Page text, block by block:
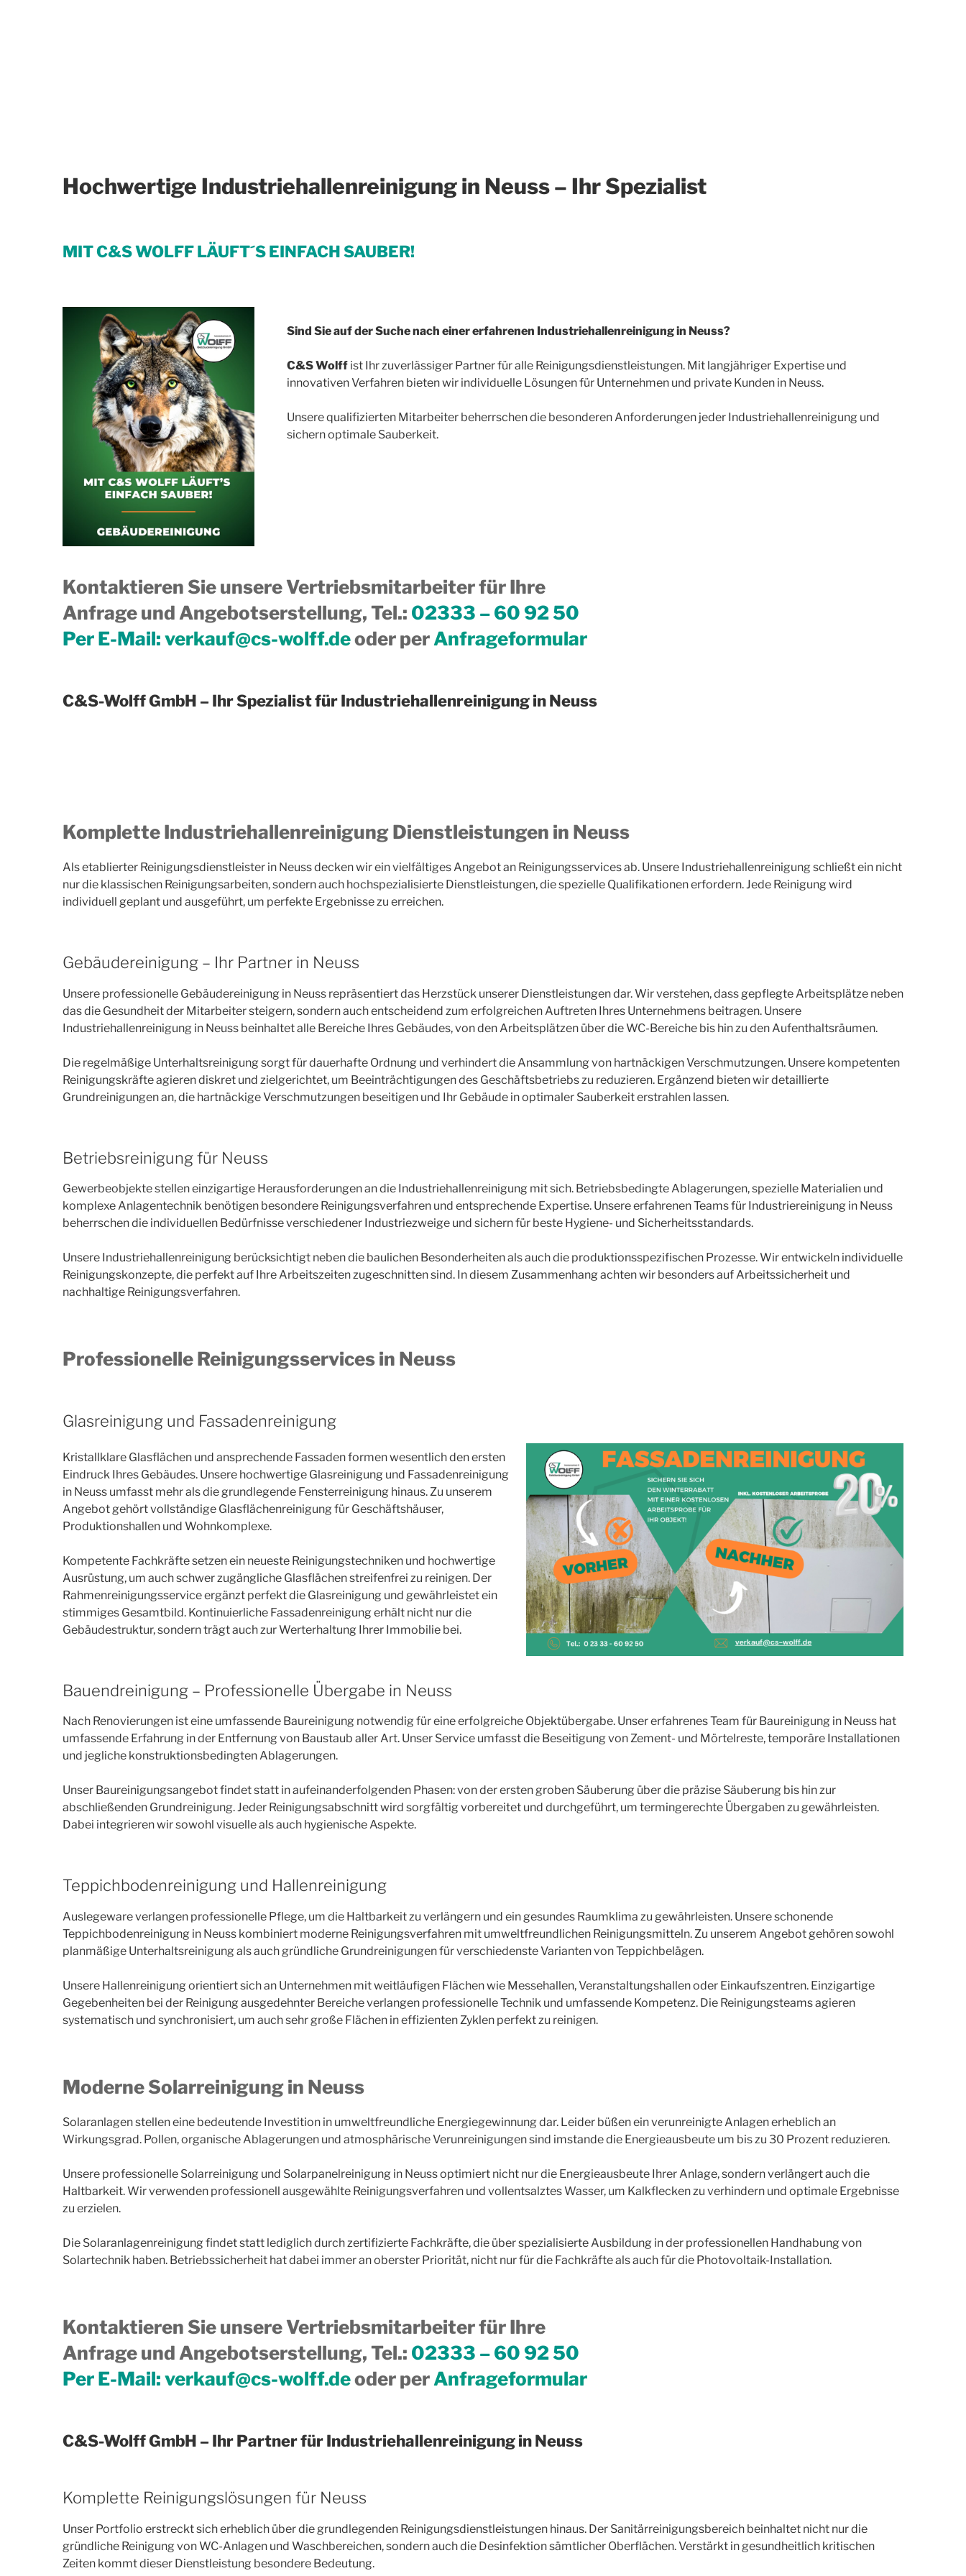
Hochwertige Industriehallenreinigung in Neuss – Ihr Spezialist
MIT C&S WOLFF LÄUFT´S EINFACH SAUBER!
Sind Sie auf der Suche nach einer erfahrenen Industriehallenreinigung in Neuss?
C&S Wolff ist Ihr zuverlässiger Partner für alle Reinigungsdienstleistungen. Mit langjähriger Expertise und
innovativen Verfahren bieten wir individuelle Lösungen für Unternehmen und private Kunden in Neuss.
Unsere qualifizierten Mitarbeiter beherrschen die besonderen Anforderungen jeder Industriehallenreinigung und
sichern optimale Sauberkeit.
Kontaktieren Sie unsere Vertriebsmitarbeiter für Ihre
Anfrage und Angebotserstellung, Tel.: 02333 – 60 92 50
Per E-Mail:verkauf@cs-wolff.deoder perAnfrageformular
C&S-Wolff GmbH – Ihr Spezialist für Industriehallenreinigung in Neuss
Komplette Industriehallenreinigung Dienstleistungen in Neuss
Als etablierter Reinigungsdienstleister in Neuss decken wir ein vielfältiges Angebot an Reinigungsservices ab. Unsere Industriehallenreinigung schließt ein nicht
nur die klassischen Reinigungsarbeiten, sondern auch hochspezialisierte Dienstleistungen, die spezielle Qualifikationen erfordern. Jede Reinigung wird
individuell geplant und ausgeführt, um perfekte Ergebnisse zu erreichen.
Gebäudereinigung – Ihr Partner in Neuss
Unsere professionelle Gebäudereinigung in Neuss repräsentiert das Herzstück unserer Dienstleistungen dar. Wir verstehen, dass gepflegte Arbeitsplätze neben
das die Gesundheit der Mitarbeiter steigern, sondern auch entscheidend zum erfolgreichen Auftreten Ihres Unternehmens beitragen. Unsere
Industriehallenreinigung in Neuss beinhaltet alle Bereiche Ihres Gebäudes, von den Arbeitsplätzen über die WC-Bereiche bis hin zu den Aufenthaltsräumen.
Die regelmäßige Unterhaltsreinigung sorgt für dauerhafte Ordnung und verhindert die Ansammlung von hartnäckigen Verschmutzungen. Unsere kompetenten
Reinigungskräfte agieren diskret und zielgerichtet, um Beeinträchtigungen des Geschäftsbetriebs zu reduzieren. Ergänzend bieten wir detaillierte
Grundreinigungen an, die hartnäckige Verschmutzungen beseitigen und Ihr Gebäude in optimaler Sauberkeit erstrahlen lassen.
Betriebsreinigung für Neuss
Gewerbeobjekte stellen einzigartige Herausforderungen an die Industriehallenreinigung mit sich. Betriebsbedingte Ablagerungen, spezielle Materialien und
komplexe Anlagentechnik benötigen besondere Reinigungsverfahren und entsprechende Expertise. Unsere erfahrenen Teams für Industriereinigung in Neuss
beherrschen die individuellen Bedürfnisse verschiedener Industriezweige und sichern für beste Hygiene- und Sicherheitsstandards.
Unsere Industriehallenreinigung berücksichtigt neben die baulichen Besonderheiten als auch die produktionsspezifischen Prozesse. Wir entwickeln individuelle
Reinigungskonzepte, die perfekt auf Ihre Arbeitszeiten zugeschnitten sind. In diesem Zusammenhang achten wir besonders auf Arbeitssicherheit und
nachhaltige Reinigungsverfahren.
Professionelle Reinigungsservices in Neuss
Glasreinigung und Fassadenreinigung
Kristallklare Glasflächen und ansprechende Fassaden formen wesentlich den ersten
Eindruck Ihres Gebäudes. Unsere hochwertige Glasreinigung und Fassadenreinigung
in Neuss umfasst mehr als die grundlegende Fensterreinigung hinaus. Zu unserem
Angebot gehört vollständige Glasflächenreinigung für Geschäftshäuser,
Produktionshallen und Wohnkomplexe.
Kompetente Fachkräfte setzen ein neueste Reinigungstechniken und hochwertige
Ausrüstung, um auch schwer zugängliche Glasflächen streifenfrei zu reinigen. Der
Rahmenreinigungsservice ergänzt perfekt die Glasreinigung und gewährleistet ein
stimmiges Gesamtbild. Kontinuierliche Fassadenreinigung erhält nicht nur die
Gebäudestruktur, sondern trägt auch zur Werterhaltung Ihrer Immobilie bei.
Bauendreinigung – Professionelle Übergabe in Neuss
Nach Renovierungen ist eine umfassende Baureinigung notwendig für eine erfolgreiche Objektübergabe. Unser erfahrenes Team für Baureinigung in Neuss hat
umfassende Erfahrung in der Entfernung von Baustaub aller Art. Unser Service umfasst die Beseitigung von Zement- und Mörtelreste, temporäre Installationen
und jegliche konstruktionsbedingten Ablagerungen.
Unser Baureinigungsangebot findet statt in aufeinanderfolgenden Phasen: von der ersten groben Säuberung über die präzise Säuberung bis hin zur
abschließenden Grundreinigung. Jeder Reinigungsabschnitt wird sorgfältig vorbereitet und durchgeführt, um termingerechte Übergaben zu gewährleisten.
Dabei integrieren wir sowohl visuelle als auch hygienische Aspekte.
Teppichbodenreinigung und Hallenreinigung
Auslegeware verlangen professionelle Pflege, um die Haltbarkeit zu verlängern und ein gesundes Raumklima zu gewährleisten. Unsere schonende
Teppichbodenreinigung in Neuss kombiniert moderne Reinigungsverfahren mit umweltfreundlichen Reinigungsmitteln. Zu unserem Angebot gehören sowohl
planmäßige Unterhaltsreinigung als auch gründliche Grundreinigungen für verschiedenste Varianten von Teppichbelägen.
Unsere Hallenreinigung orientiert sich an Unternehmen mit weitläufigen Flächen wie Messehallen, Veranstaltungshallen oder Einkaufszentren. Einzigartige
Gegebenheiten bei der Reinigung ausgedehnter Bereiche verlangen professionelle Technik und umfassende Kompetenz. Die Reinigungsteams agieren
systematisch und synchronisiert, um auch sehr große Flächen in effizienten Zyklen perfekt zu reinigen.
Moderne Solarreinigung in Neuss
Solaranlagen stellen eine bedeutende Investition in umweltfreundliche Energiegewinnung dar. Leider büßen ein verunreinigte Anlagen erheblich an
Wirkungsgrad. Pollen, organische Ablagerungen und atmosphärische Verunreinigungen sind imstande die Energieausbeute um bis zu 30 Prozent reduzieren.
Unsere professionelle Solarreinigung und Solarpanelreinigung in Neuss optimiert nicht nur die Energieausbeute Ihrer Anlage, sondern verlängert auch die
Haltbarkeit. Wir verwenden professionell ausgewählte Reinigungsverfahren und vollentsalztes Wasser, um Kalkflecken zu verhindern und optimale Ergebnisse
zu erzielen.
Die Solaranlagenreinigung findet statt lediglich durch zertifizierte Fachkräfte, die über spezialisierte Ausbildung in der professionellen Handhabung von
Solartechnik haben. Betriebssicherheit hat dabei immer an oberster Priorität, nicht nur für die Fachkräfte als auch für die Photovoltaik-Installation.
Kontaktieren Sie unsere Vertriebsmitarbeiter für Ihre
Anfrage und Angebotserstellung, Tel.: 02333 – 60 92 50
Per E-Mail:verkauf@cs-wolff.deoder perAnfrageformular
C&S-Wolff GmbH – Ihr Partner für Industriehallenreinigung in Neuss
Komplette Reinigungslösungen für Neuss
Unser Portfolio erstreckt sich erheblich über die grundlegenden Reinigungsdienstleistungen hinaus. Der Sanitärreinigungsbereich beinhaltet nicht nur die
gründliche Reinigung von WC-Anlagen und Waschbereichen, sondern auch die Desinfektion sämtlicher Oberflächen. Verstärkt in gesundheitlich kritischen
Zeiten kommt dieser Dienstleistung besondere Bedeutung.